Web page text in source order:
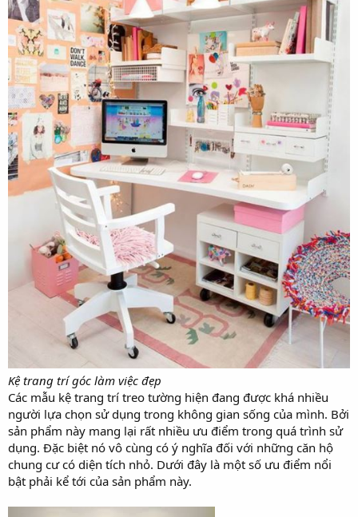
Kệ trang trí góc làm việc đẹp
Các mẫu kệ trang trí treo tường hiện đang được khá nhiều
người lựa chọn sử dụng trong không gian sống của mình. Bởi
sản phẩm này mang lại rất nhiều ưu điểm trong quá trình sử
dụng. Đặc biệt nó vô cùng có ý nghĩa đối với những căn hộ
chung cư có diện tích nhỏ. Dưới đây là một số ưu điểm nổi
bật phải kể tới của sản phẩm này.